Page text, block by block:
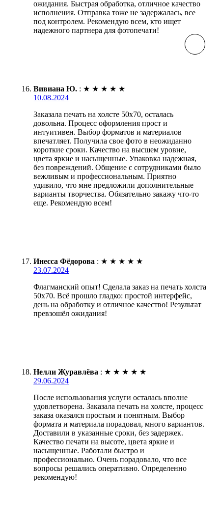
ожидания. Быстрая обработка, отличное качество
исполнения. Отправка тоже не задержалась, все
под контролем. Рекомендую всем, кто ищет
надежного партнера для фотопечати!
Вивиана Ю. : ★ ★ ★ ★ ★
10.08.2024
Заказала печать на холсте 50х70, осталась
довольна. Процесс оформления прост и
интуитивен. Выбор форматов и материалов
впечатляет. Получила свое фото в неожиданно
короткие сроки. Качество на высшем уровне,
цвета яркие и насыщенные. Упаковка надежная,
без повреждений. Общение с сотрудниками было
вежливым и профессиональным. Приятно
удивило, что мне предложили дополнительные
варианты творчества. Обязательно закажу что-то
еще. Рекомендую всем!
Инесса Фёдорова : ★ ★ ★ ★ ★
23.07.2024
Флагманский опыт! Сделала заказ на печать холста
50х70. Всё прошло гладко: простой интерфейс,
день на обработку и отличное качество! Результат
превзошёл ожидания!
Нелли Журавлёва : ★ ★ ★ ★ ★
29.06.2024
После использования услуги осталась вполне
удовлетворена. Заказала печать на холсте, процесс
заказа оказался простым и понятным. Выбор
формата и материала порадовал, много вариантов.
Доставили в указанные сроки, без задержек.
Качество печати на высоте, цвета яркие и
насыщенные. Работали быстро и
профессионально. Очень порадовало, что все
вопросы решались оперативно. Определенно
рекомендую!